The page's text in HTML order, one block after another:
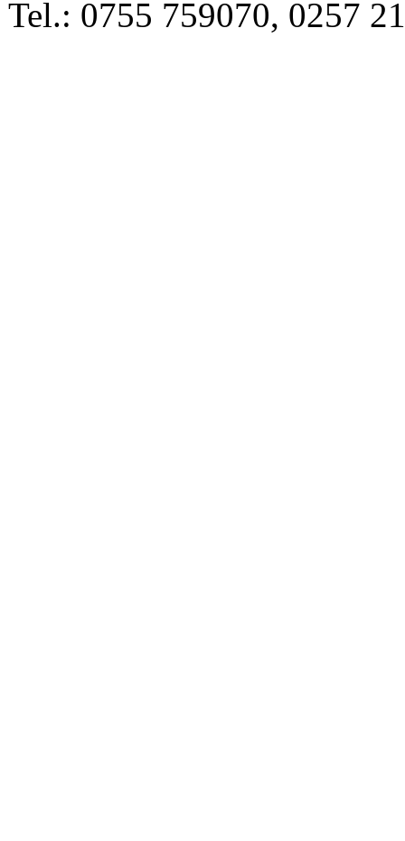
Tel.: 0755 759070, 0257